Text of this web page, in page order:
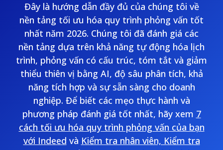
Đây là hướng dẫn đầy đủ của chúng tôi về
nền tảng tối ưu hóa quy trình phỏng vấn tốt
nhất năm 2026. Chúng tôi đã đánh giá các
nền tảng dựa trên khả năng tự động hóa lịch
trình, phỏng vấn có cấu trúc, tóm tắt và giảm
thiểu thiên vị bằng AI, độ sâu phân tích, khả
năng tích hợp và sự sẵn sàng cho doanh
nghiệp. Để biết các mẹo thực hành và
phương pháp đánh giá tốt nhất, hãy xem 7
cách tối ưu hóa quy trình phỏng vấn của bạn
với Indeed và Kiểm tra nhân viên, Kiểm tra